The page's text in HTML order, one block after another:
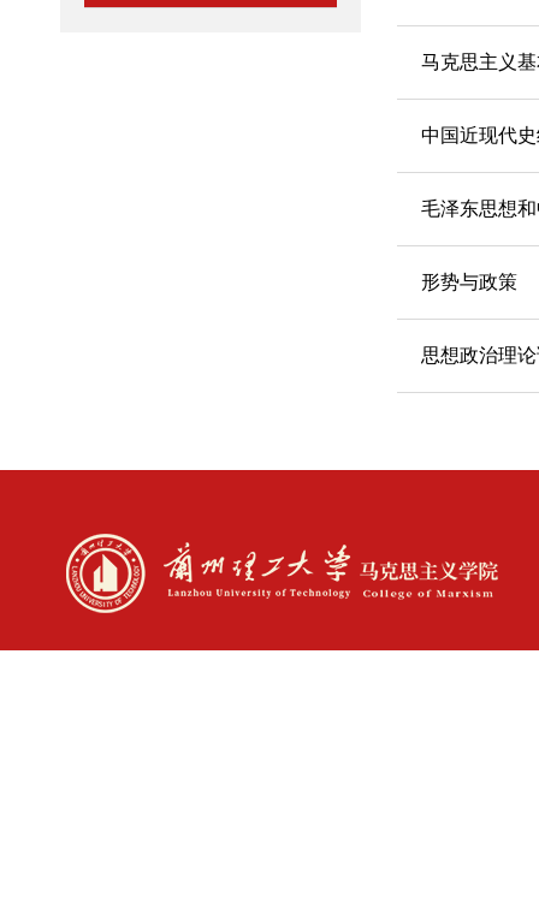
马克思主义
中国近现代
毛泽东思想
形势与政策
思想政治理